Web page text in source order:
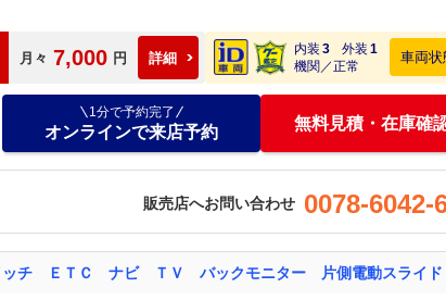
月々 7,000 円 詳細
内装 3 外装 1
機関／正常
車両状
1分で予約完了
オンラインで来店予約 無料見積・在庫確
販売店へお問い合わせ 0078-6042-